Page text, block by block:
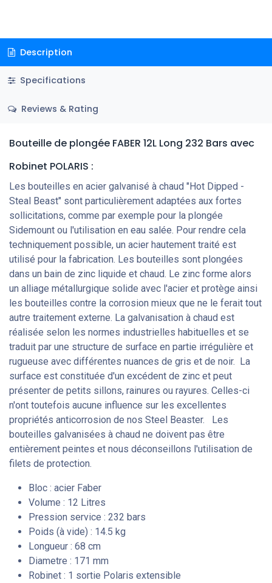
Description
Specifications
Reviews & Rating
Bouteille de plongée FABER 12L Long 232 Bars avec
Robinet POLARIS :
Les bouteilles en acier galvanisé à chaud "Hot Dipped -
Steal Beast" sont particulièrement adaptées aux fortes
sollicitations, comme par exemple pour la plongée
Sidemount ou l'utilisation en eau salée. Pour rendre cela
techniquement possible, un acier hautement traité est
utilisé pour la fabrication. Les bouteilles sont plongées
dans un bain de zinc liquide et chaud. Le zinc forme alors
un alliage métallurgique solide avec l'acier et protège ainsi
les bouteilles contre la corrosion mieux que ne le ferait tout
autre traitement externe. La galvanisation à chaud est
réalisée selon les normes industrielles habituelles et se
traduit par une structure de surface en partie irrégulière et
rugueuse avec différentes nuances de gris et de noir. La
surface est constituée d'un excédent de zinc et peut
présenter de petits sillons, rainures ou rayures. Celles-ci
n'ont toutefois aucune influence sur les excellentes
propriétés anticorrosion de nos Steel Beaster. Les
bouteilles galvanisées à chaud ne doivent pas être
entièrement peintes et nous déconseillons l'utilisation de
filets de protection.
Bloc : acier Faber
Volume : 12 Litres
Pression service : 232 bars
Poids (à vide) : 14.5 kg
Longueur : 68 cm
Diametre : 171 mm
Robinet : 1 sortie Polaris extensible